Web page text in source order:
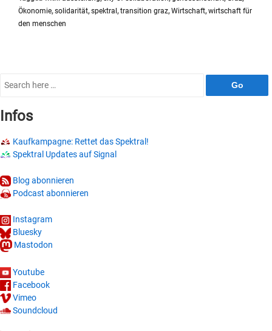
für
Abschlussevent
Ökonomie,solidarität,spektral ,transition graz,Wirtschaft,wirtschaft für
den menschen
Search
Infos
Kaufkampagne: Rettet das Spektral!
Spektral Updates auf Signal
Blog abonnieren
Podcast abonnieren
Instagram
Bluesky
Mastodon
Youtube
Facebook
Vimeo
Soundcloud